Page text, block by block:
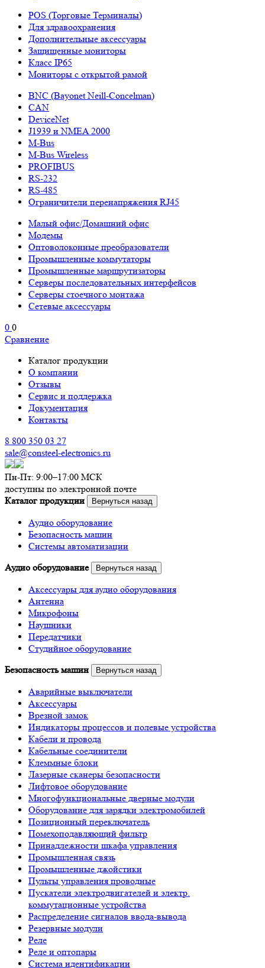
POS (Торговые Терминалы)
Для здравоохранения
Дополнительные аксессуары
Защищенные мониторы
Класс IP65
Мониторы с открытой рамой
BNC (Bayonet Neill-Concelman)
CAN
DeviceNet
J1939 и NMEA 2000
M-Bus
M-Bus Wireless
PROFIBUS
RS-232
RS-485
Ограничители перенапряжения RJ45
Малый офис/Домашний офис
Модемы
Оптоволоконные преобразователи
Промышленные коммутаторы
Промышленные маршрутизаторы
Серверы последовательных интерфейсов
Серверы стоечного монтажа
Сетевые аксессуары
0 0
Сравнение
Каталог продукции
О компании
Отзывы
Сервис и поддержка
Документация
Контакты
8 800 350 03 27
sale@consteel-electronics.ru
Пн-Пт: 9:00–17:00 МСК
доступны по электронной почте
Каталог продукции
Вернуться назад
Аудио оборудование
Безопасность машин
Системы автоматизации
Аудио оборудование
Вернуться назад
Аксессуары для аудио оборудования
Антенна
Микрофоны
Наушники
Передатчики
Студийное оборудование
Безопасность машин
Вернуться назад
Аварийные выключатели
Аксессуары
Врезной замок
Индикаторы процессов и полевые устройства
Кабели и провода
Кабельные соединители
Клеммные блоки
Лазерные сканеры безопасности
Лифтовое оборудование
Многофункциональные дверные модули
Оборудование для зарядки электромобилей
Позиционный переключатель
Помехоподавляющий фильтр
Принадлежности шкафа управления
Промышленная связь
Промышленные джойстики
Пульты управления проводные
Пускатели электродвигателей и электр.
коммутационные устройства
Распределение сигналов ввода-вывода
Резервные модули
Реле
Реле и оптопары
Система идентификации